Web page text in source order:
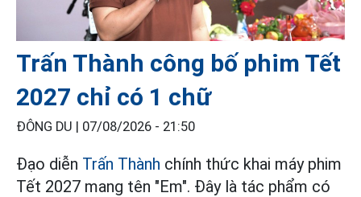
Trấn Thành công bố phim Tết
2027 chỉ có 1 chữ
ĐÔNG DU | 07/08/2026 - 21:50
Đạo diễn Trấn Thành chính thức khai máy phim
Tết 2027 mang tên "Em". Đây là tác phẩm có